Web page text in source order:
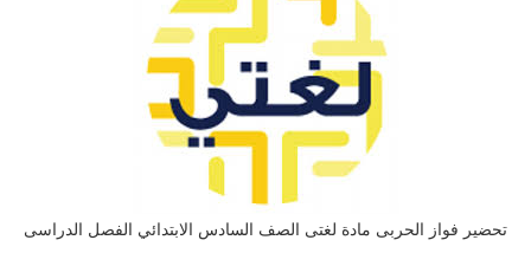
تحضير فواز الحربى مادة لغتى الصف السادس الابتدائي الفصل الدراسى